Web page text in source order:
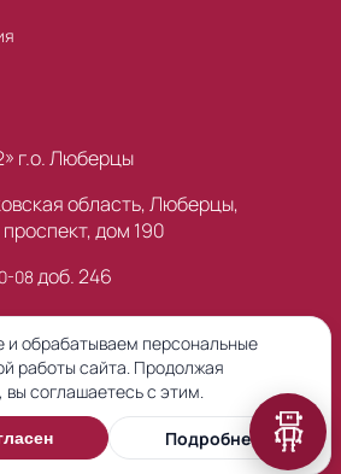
г.о. Люберцы
область, Люберцы,
дом 190
08 доб. 246
00
сайта
обрабатываем персональные
работы сайта. Продолжая
вы соглашаетесь с этим.
Подробнее